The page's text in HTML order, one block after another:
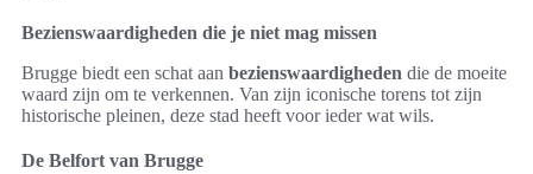
Bezienswaardigheden die je niet mag missen
Brugge biedt een schat aan bezienswaardigheden die de moeite
waard zijn om te verkennen. Van zijn iconische torens tot zijn
historische pleinen, deze stad heeft voor ieder wat wils.
De Belfort van Brugge